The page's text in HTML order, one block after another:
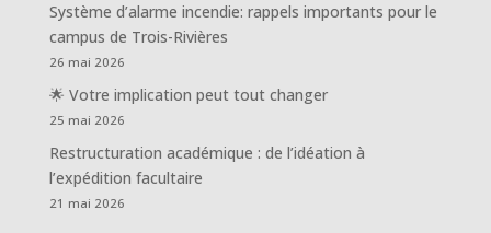
Système d’alarme incendie: rappels importants pour le
campus de Trois-Rivières
26 mai 2026
🌟 Votre implication peut tout changer
25 mai 2026
Restructuration académique : de l’idéation à
l’expédition facultaire
21 mai 2026